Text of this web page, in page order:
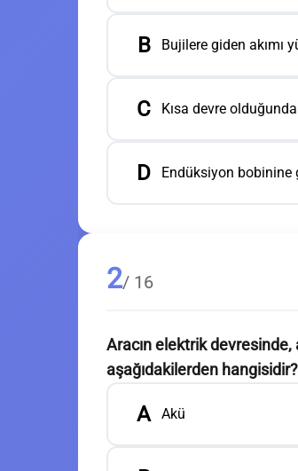
B Bujilere giden akımı
C Kısa devre
D Endüksiyon bobinine
2/ 16
Aracın elektrik
aşağıdakilerden hangisidir?
A Akü